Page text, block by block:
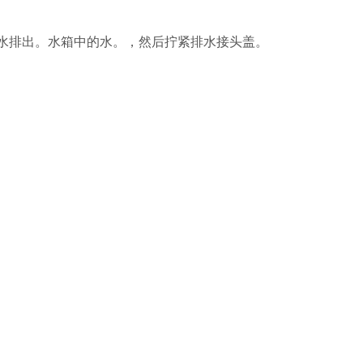
出。水箱中的水。，然后拧紧排水接头盖。